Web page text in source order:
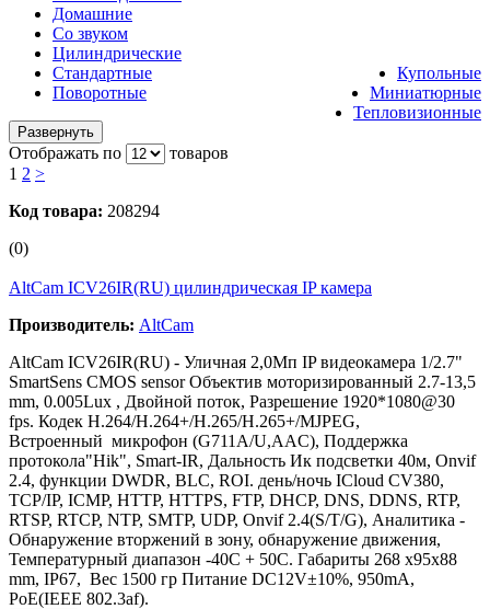
Домашние
Со звуком
Цилиндрические
Купольные
Стандартные
Миниатюрные
Поворотные
Тепловизионные
Развернуть
Отображать по
товаров
1 2 >
Код товара: 208294
(0)
AltCam ICV26IR(RU) цилиндрическая IP камера
Производитель: AltCam
AltCam ICV26IR(RU) - Уличная 2,0Мп IP видеокамера 1/2.7"
SmartSens CMOS sensor Объектив моторизированный 2.7-13,5
mm, 0.005Lux , Двойной поток, Разрешение 1920*1080@30
fps. Кодек H.264/H.264+/H.265/H.265+/MJPEG,
Встроенный микрофон (G711A/U,AAC), Поддержка
протокола"Hik", Smart-IR, Дальность Ик подсветки 40м, Onvif
2.4, функции DWDR, BLC, ROI. день/ночь ICloud CV380,
TCP/IP, ICMP, HTTP, HTTPS, FTP, DHCP, DNS, DDNS, RTP,
RTSP, RTCP, NTP, SMTP, UDP, Onvif 2.4(S/T/G), Аналитика -
Обнаружение вторжений в зону, обнаружение движения,
Температурный диапазон -40С + 50С. Габариты 268 x95x88
mm, IP67, Вес 1500 гр Питание DC12V±10%, 950mA,
PoE(IEEE 802.3af).